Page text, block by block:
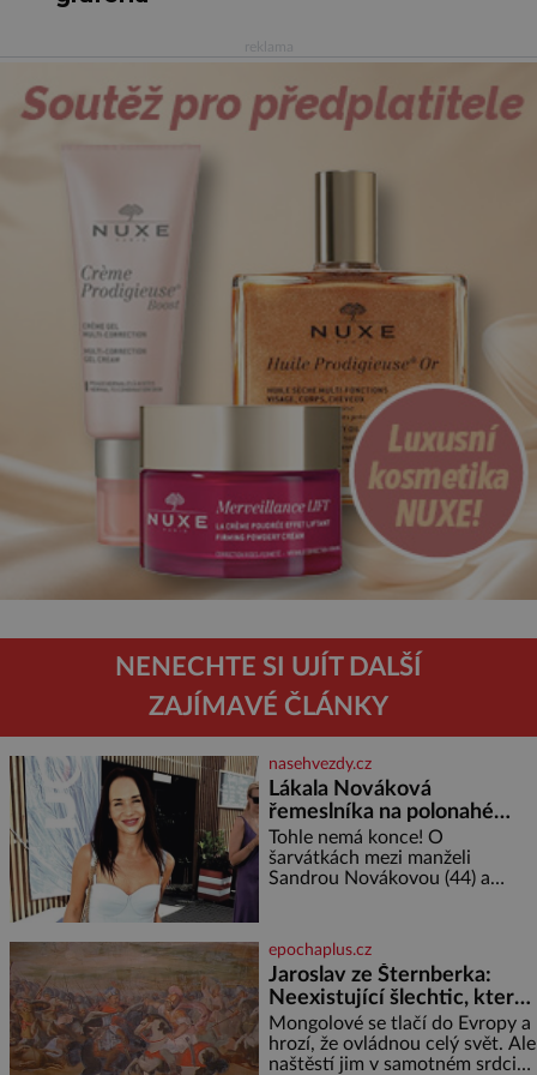
NENECHTE SI UJÍT DALŠÍ
ZAJÍMAVÉ ČLÁNKY
nasehvezdy.cz
Lákala Nováková
řemeslníka na polonahé
tělo!
Tohle nemá konce! O
šarvátkách mezi manželi
Sandrou Novákovou (44) a
by doufal, že horká zem u
herečky ze seriálu Ulice a
režiséra vychladne,
epochaplus.cz
Jaroslav ze Šternberka:
Neexistující šlechtic, který
z Moravy vyžene Mongoly
Mongolové se tlačí do Evropy a
hrozí, že ovládnou celý svět. Ale
naštěstí jim v samotném srdci